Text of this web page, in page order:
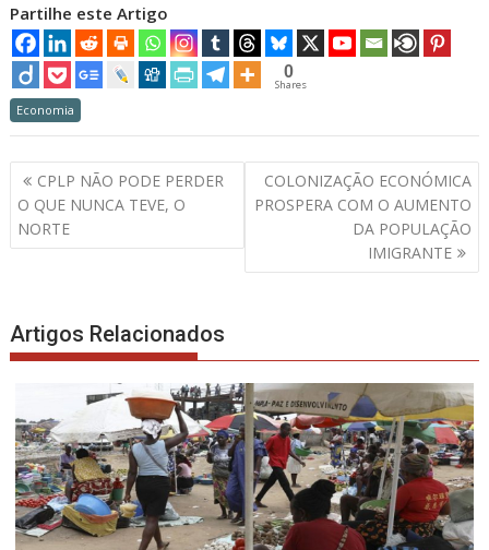
Partilhe este Artigo
0
Shares
Economia
Navegação
de
artigos
CPLP NÃO PODE PERDER
O QUE NUNCA TEVE, O
NORTE
COLONIZAÇÃO ECONÓMICA
PROSPERA COM O AUMENTO
DA POPULAÇÃO
IMIGRANTE
Artigos Relacionados